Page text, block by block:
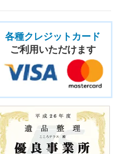
各種クレジットカード
ご利用いただけます